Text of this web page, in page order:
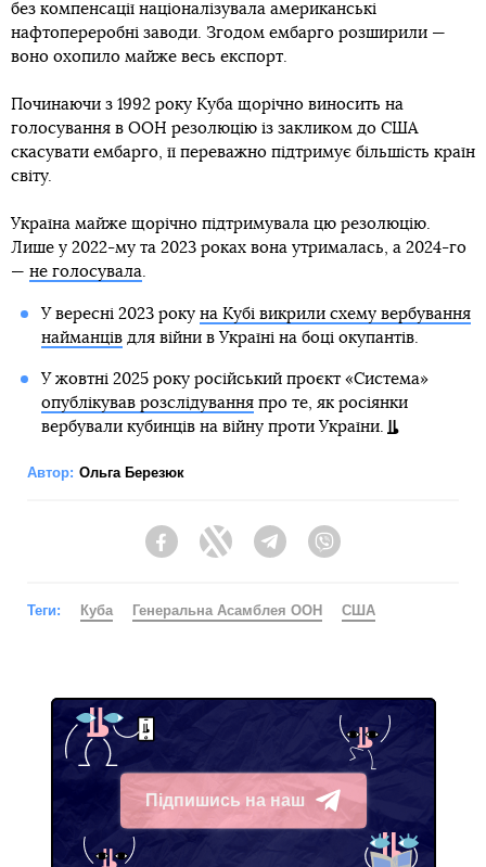
без компенсації націоналізувала американські
нафтопереробні заводи. Згодом ембарго розширили —
воно охопило майже весь експорт.
Починаючи з 1992 року Куба щорічно виносить на
голосування в ООН резолюцію із закликом до США
скасувати ембарго, її переважно підтримує більшість країн
світу.
Україна майже щорічно підтримувала цю резолюцію.
Лише у 2022-му та 2023 роках вона утрималась, а 2024-го
— не голосувала.
У вересні 2023 року на Кубі викрили схему вербування
найманцівдля війни в Україні на боці окупантів.
У жовтні 2025 року російський проєкт «Система»
опублікував розслідуванняпро те, як росіянки
вербували кубинців на війну проти України.
Автор: Ольга Березюк
FacebookTwitter Telegram
Теги: Куба Генеральна Асамблея ООН США
Підпишись на наш
Telegram